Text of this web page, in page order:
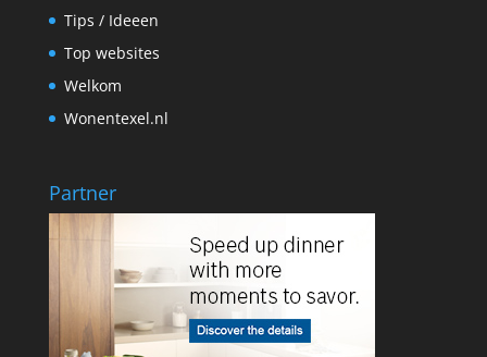
Tips / Ideeen
Top websites
Welkom
Wonentexel.nl
Partner